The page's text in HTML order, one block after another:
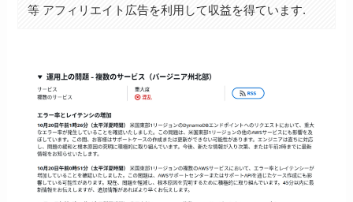
等 アフィリエイト広告を利用して収益を得ています.